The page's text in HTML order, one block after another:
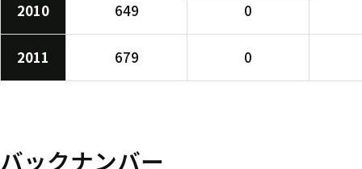
2010 649 0
2011 679 0
バックナンバー